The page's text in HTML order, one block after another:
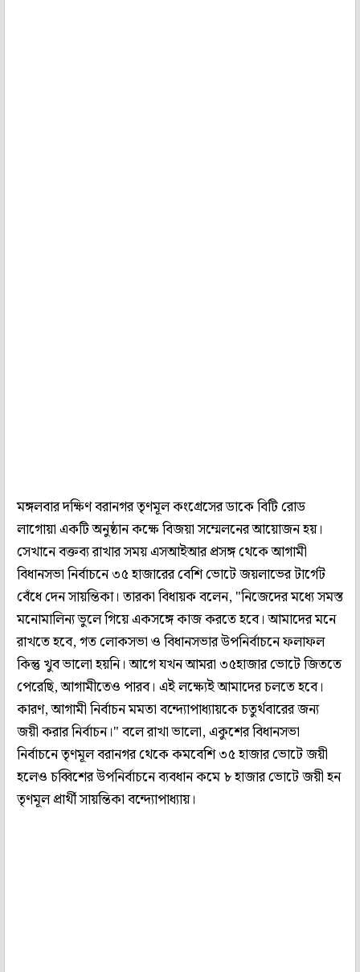
মঙ্গলবার দক্ষিণ বরানগর তৃণমূল কংগ্রেসের ডাকে বিটি রোড
লাগোয়া একটি অনুষ্ঠান কক্ষে বিজয়া সম্মেলনের আয়োজন হয়।
সেখানে বক্তব্য রাখার সময় এসআইআর প্রসঙ্গ থেকে আগামী
বিধানসভা নির্বাচনে ৩৫ হাজারের বেশি ভোটে জয়লাভের টার্গেট
বেঁধে দেন সায়ন্তিকা। তারকা বিধায়ক বলেন, "নিজেদের মধ্যে সমস্ত
মনোমালিন্য ভুলে গিয়ে একসঙ্গে কাজ করতে হবে। আমাদের মনে
রাখতে হবে, গত লোকসভা ও বিধানসভার উপনির্বাচনে ফলাফল
কিন্তু খুব ভালো হয়নি। আগে যখন আমরা ৩৫হাজার ভোটে জিততে
পেরেছি, আগামীতেও পারব। এই লক্ষ্যেই আমাদের চলতে হবে।
কারণ, আগামী নির্বাচন মমতা বন্দ্যোপাধ্যায়কে চতুর্থবারের জন্য
জয়ী করার নির্বাচন।" বলে রাখা ভালো, একুশের বিধানসভা
নির্বাচনে তৃণমূল বরানগর থেকে কমবেশি ৩৫ হাজার ভোটে জয়ী
হলেও চব্বিশের উপনির্বাচনে ব্যবধান কমে ৮ হাজার ভোটে জয়ী হন
তৃণমূল প্রার্থী সায়ন্তিকা বন্দ্যোপাধ্যায়।